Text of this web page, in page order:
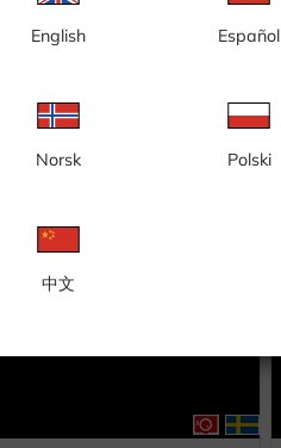
English Español
Norsk Polski
中文
Stockholm, Sundbyberg, Ursvik,